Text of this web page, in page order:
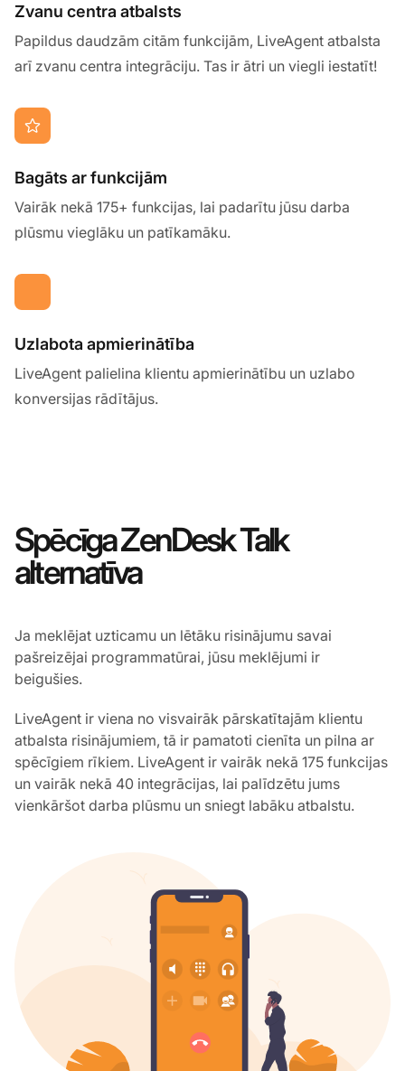
Zvanu centra atbalsts
Papildus daudzām citām funkcijām, LiveAgent atbalsta
arī zvanu centra integrāciju. Tas ir ātri un viegli iestatīt!
Bagāts ar funkcijām
Vairāk nekā 175+ funkcijas, lai padarītu jūsu darba
plūsmu vieglāku un patīkamāku.
Uzlabota apmierinātība
LiveAgent palielina klientu apmierinātību un uzlabo
konversijas rādītājus.
Spēcīga ZenDesk Talk
alternatīva
Ja meklējat uzticamu un lētāku risinājumu savai
pašreizējai programmatūrai, jūsu meklējumi ir
beigušies.
LiveAgent ir viena no visvairāk pārskatītajām klientu
atbalsta risinājumiem, tā ir pamatoti cienīta un pilna ar
spēcīgiem rīkiem. LiveAgent ir vairāk nekā 175 funkcijas
un vairāk nekā 40 integrācijas, lai palīdzētu jums
vienkāršot darba plūsmu un sniegt labāku atbalstu.